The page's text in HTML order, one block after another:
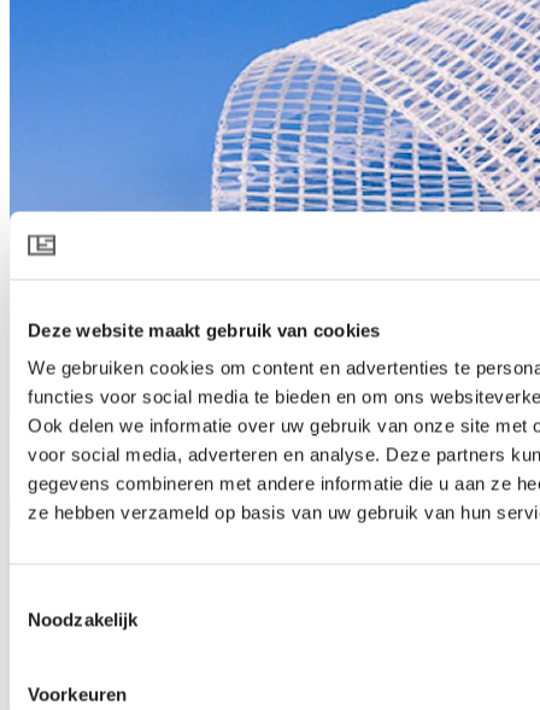
Deze website maakt gebruik van cookies
We gebruiken cookies om content en advertenties te
functies voor social media te bieden en om ons
Ook delen we informatie over uw gebruik van onze site met
voor social media, adverteren en analyse. Deze partners
gegevens combineren met andere informatie die u aan ze
ze hebben verzameld op basis van uw gebruik van hun
Noodzakelijk
Voorkeuren
LUXOUS 2945 R FR
Productspecificatie downloaden
Het duurzame en soepel rollende LUXOUS 2945 R FR scherm
flink op energie bespaard, terwijl de planten op zomerse dagen door